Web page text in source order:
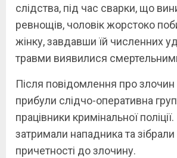
слідства, під час сварки, що
ревнощів, чоловік жорстоко
жінку, завдавши їй численних
травми виявилися
Після повідомлення про злочин
прибули слідчо-оперативна
працівники кримінальної
затримали нападника та
причетності до злочину.